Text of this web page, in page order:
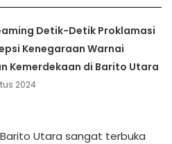
Detik-Detik Proklamasi
Kenegaraan Warnai
Kemerdekaan di Barito Utara
2024
Utara sangat terbuka